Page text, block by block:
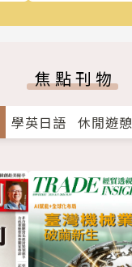
焦點刊物
學英日語 休閒遊憩